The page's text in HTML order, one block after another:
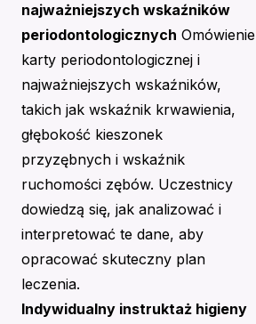
najważniejszych wskaźników
periodontologicznych Omówienie
karty periodontologicznej i
najważniejszych wskaźników,
takich jak wskaźnik krwawienia,
głębokość kieszonek
przyzębnych i wskaźnik
ruchomości zębów. Uczestnicy
dowiedzą się, jak analizować i
interpretować te dane, aby
opracować skuteczny plan
leczenia.
Indywidualny instruktaż higieny